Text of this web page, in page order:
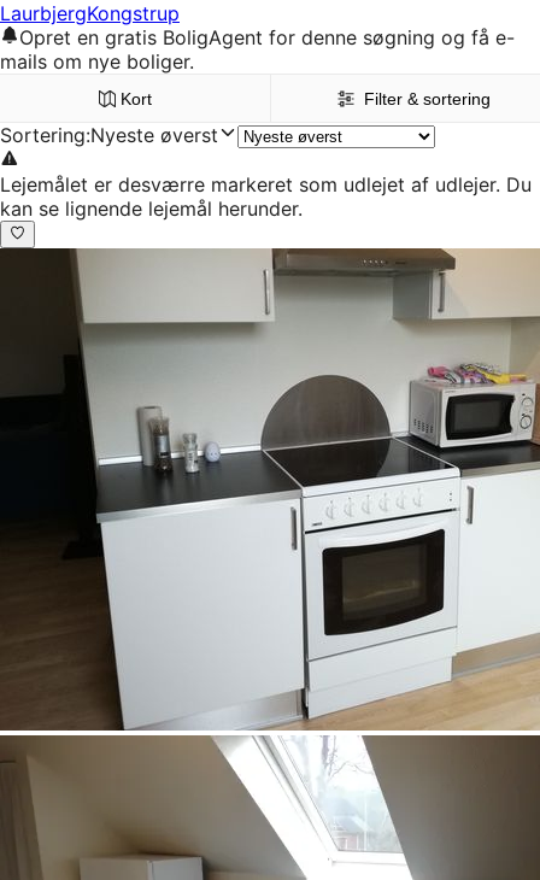
LaurbjergKongstrup
Opret en gratis BoligAgent for denne søgning og få e-
mails om nye boliger.
Kort Filter & sortering
Sortering:Nyeste øverst
Lejemålet er desværre markeret som udlejet af udlejer. Du
kan se lignende lejemål herunder.